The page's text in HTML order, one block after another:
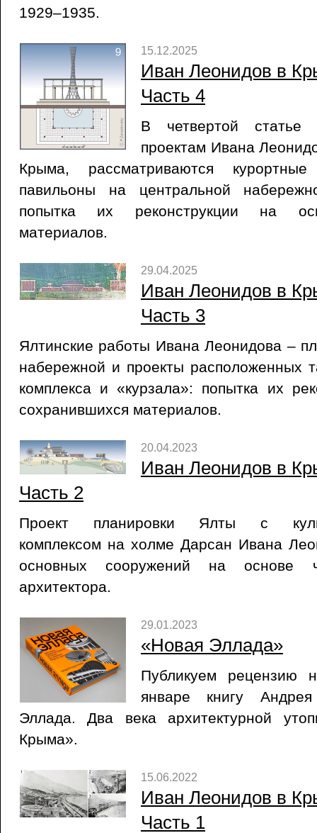
1929–1935.
15.12.2025
Иван Леонидов в
Часть 4
В четвертой статье
проектам Ивана
Крыма, рассматриваются
павильоны на центральной
попытка их реконструкции на
материалов.
29.04.2025
Иван Леонидов в
Часть 3
Ялтинские работы Ивана Леонидова –
набережной и проекты расположенных
комплекса и «курзала»: попытка их
сохранившихся материалов.
20.04.2023
Иван Леонидов в
Часть 2
Проект планировки Ялты с
комплексом на холме Дарсан Ивана
основных сооружений на основе
архитектора.
29.01.2023
«Новая Эллада»
Публикуем
январе книгу
Эллада. Два века архитектурной
Крыма».
15.06.2022
Иван Леонидов в
Часть 1